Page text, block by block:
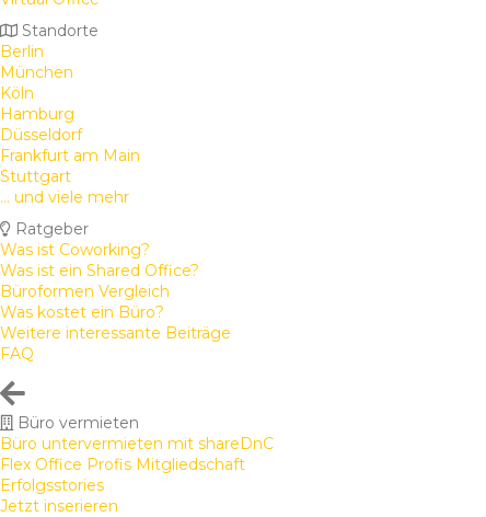
Standorte
Berlin
München
Köln
Hamburg
Düsseldorf
Frankfurt am Main
Stuttgart
... und viele mehr
Ratgeber
Was ist Coworking?
Was ist ein Shared Office?
Büroformen Vergleich
Was kostet ein Büro?
Weitere interessante Beiträge
FAQ
Büro vermieten
Büro untervermieten mit shareDnC
Flex Office Profis Mitgliedschaft
Erfolgsstories
Jetzt inserieren